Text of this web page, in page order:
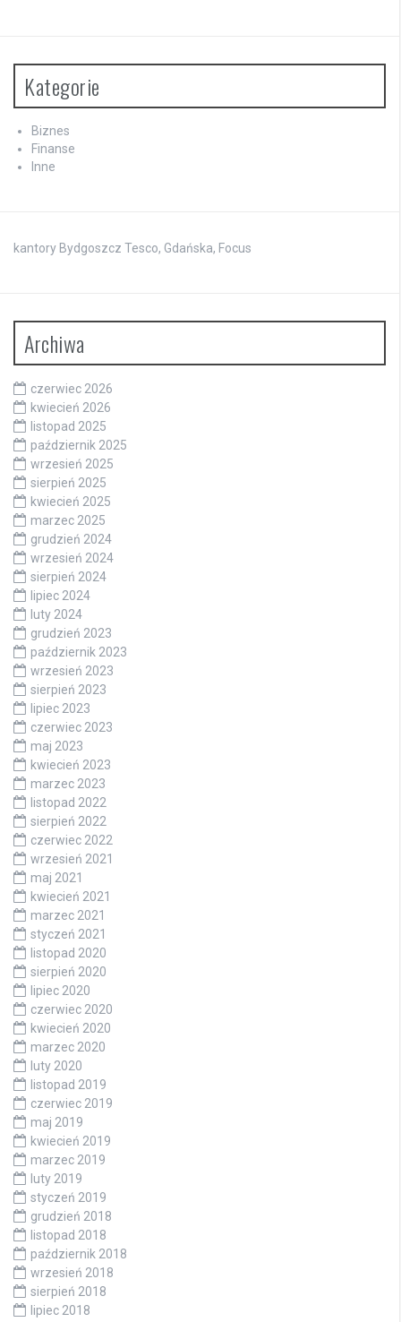
Kategorie
Biznes
Finanse
Inne
kantory Bydgoszcz Tesco, Gdańska, Focus
Archiwa
czerwiec 2026
kwiecień 2026
listopad 2025
październik 2025
wrzesień 2025
sierpień 2025
kwiecień 2025
marzec 2025
grudzień 2024
wrzesień 2024
sierpień 2024
lipiec 2024
luty 2024
grudzień 2023
październik 2023
wrzesień 2023
sierpień 2023
lipiec 2023
czerwiec 2023
maj 2023
kwiecień 2023
marzec 2023
listopad 2022
sierpień 2022
czerwiec 2022
wrzesień 2021
maj 2021
kwiecień 2021
marzec 2021
styczeń 2021
listopad 2020
sierpień 2020
lipiec 2020
czerwiec 2020
kwiecień 2020
marzec 2020
luty 2020
listopad 2019
czerwiec 2019
maj 2019
kwiecień 2019
marzec 2019
luty 2019
styczeń 2019
grudzień 2018
listopad 2018
październik 2018
wrzesień 2018
sierpień 2018
lipiec 2018